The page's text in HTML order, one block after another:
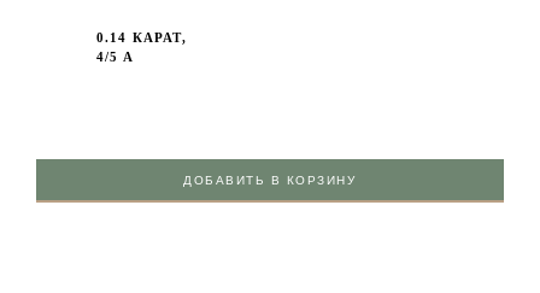
0.14 КАРАТ,
4/5 А
ДОБАВИТЬ В КОРЗИНУ